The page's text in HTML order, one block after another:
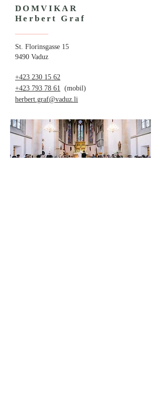
DOMVIKAR
Herbert Graf
St. Florinsgasse 15
9490 Vaduz
+423 230 15 62
+423 793 78 61 (mobil)
herbert.graf@vaduz.li